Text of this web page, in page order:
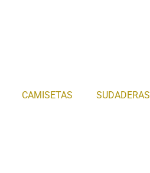
CAMISETAS SUDADERAS